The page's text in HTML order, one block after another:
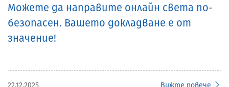
Можете да направите онлайн света по-
безопасен. Вашето докладване е от
значение!
22.12.2025 Вижте повече